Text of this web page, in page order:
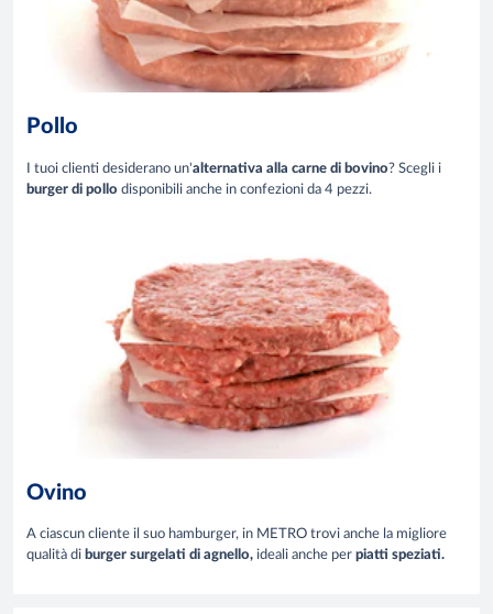
Pollo
I tuoi clienti desiderano un'alternativa alla carne di bovino? Scegli i
burger di pollo disponibili anche in confezioni da 4 pezzi.
Ovino
A ciascun cliente il suo hamburger, in METRO trovi anche la migliore
qualità di burger surgelati di agnello, ideali anche per piatti speziati.